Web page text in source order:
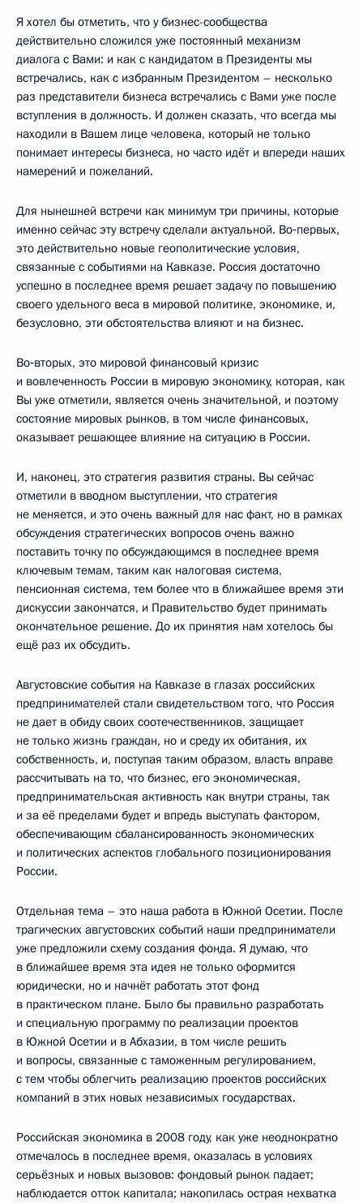
Я хотел бы отметить, что у бизнес-сообщества
действительно сложился уже постоянный механизм
диалога с Вами: и как с кандидатом в Президенты мы
встречались, как с избранным Президентом – несколько
раз представители бизнеса встречались с Вами уже после
вступления в должность. И должен сказать, что всегда мы
находили в Вашем лице человека, который не только
понимает интересы бизнеса, но часто идёт и впереди наших
намерений и пожеланий.
Для нынешней встречи как минимум три причины, которые
именно сейчас эту встречу сделали актуальной. Во‑первых,
это действительно новые геополитические условия,
связанные с событиями на Кавказе. Россия достаточно
успешно в последнее время решает задачу по повышению
своего удельного веса в мировой политике, экономике, и,
безусловно, эти обстоятельства влияют и на бизнес.
Во‑вторых, это мировой финансовый кризис
и вовлеченность России в мировую экономику, которая, как
Вы уже отметили, является очень значительной, и поэтому
состояние мировых рынков, в том числе финансовых,
оказывает решающее влияние на ситуацию в России.
И, наконец, это стратегия развития страны. Вы сейчас
отметили в вводном выступлении, что стратегия
не меняется, и это очень важный для нас факт, но в рамках
обсуждения стратегических вопросов очень важно
поставить точку по обсуждающимся в последнее время
ключевым темам, таким как налоговая система,
пенсионная система, тем более что в ближайшее время эти
дискуссии закончатся, и Правительство будет принимать
окончательное решение. До их принятия нам хотелось бы
ещё раз их обсудить.
Августовские события на Кавказе в глазах российских
предпринимателей стали свидетельством того, что Россия
не дает в обиду своих соотечественников, защищает
не только жизнь граждан, но и среду их обитания, их
собственность, и, поступая таким образом, власть вправе
рассчитывать на то, что бизнес, его экономическая,
предпринимательская активность как внутри страны, так
и за её пределами будет и впредь выступать фактором,
обеспечивающим сбалансированность экономических
и политических аспектов глобального позиционирования
России.
Отдельная тема – это наша работа в Южной Осетии. После
трагических августовских событий наши предприниматели
уже предложили схему создания фонда. Я думаю, что
в ближайшее время эта идея не только оформится
юридически, но и начнёт работать этот фонд
в практическом плане. Было бы правильно разработать
и специальную программу по реализации проектов
в Южной Осетии и в Абхазии, в том числе решить
и вопросы, связанные с таможенным регулированием,
с тем чтобы облегчить реализацию проектов российских
компаний в этих новых независимых государствах.
Российская экономика в 2008 году, как уже неоднократно
отмечалось в последнее время, оказалась в условиях
серьёзных и новых вызовов: фондовый рынок падает;
наблюдается отток капитала; накопилась острая нехватка